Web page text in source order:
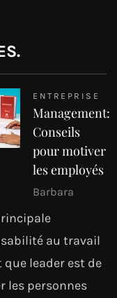
ENTREPRISE
Management:
Conseils
pour motiver
les employés
Barbara
au travail
que leader est de
les personnes